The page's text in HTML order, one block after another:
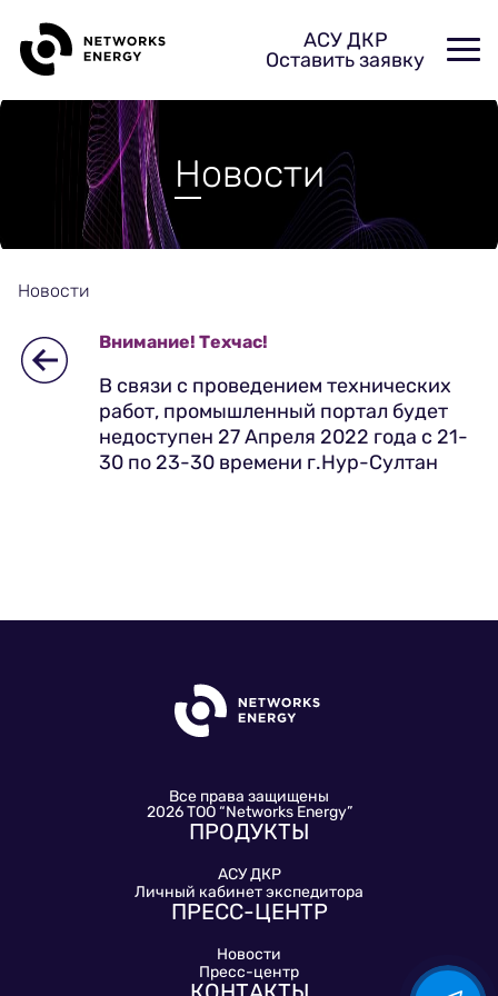
АСУ ДКР
Оставить заявку
Новости
Новости
Внимание! Техчас!
В связи с проведением технических
работ, промышленный портал будет
недоступен 27 Апреля 2022 года с 21-
30 по 23-30 времени г.Нур-Султан
Все права защищены
2026 ТОО “Networks Energy”
ПРОДУКТЫ
АСУ ДКР
Личный кабинет экспедитора
ПРЕСС-ЦЕНТР
Новости
Пресс-центр